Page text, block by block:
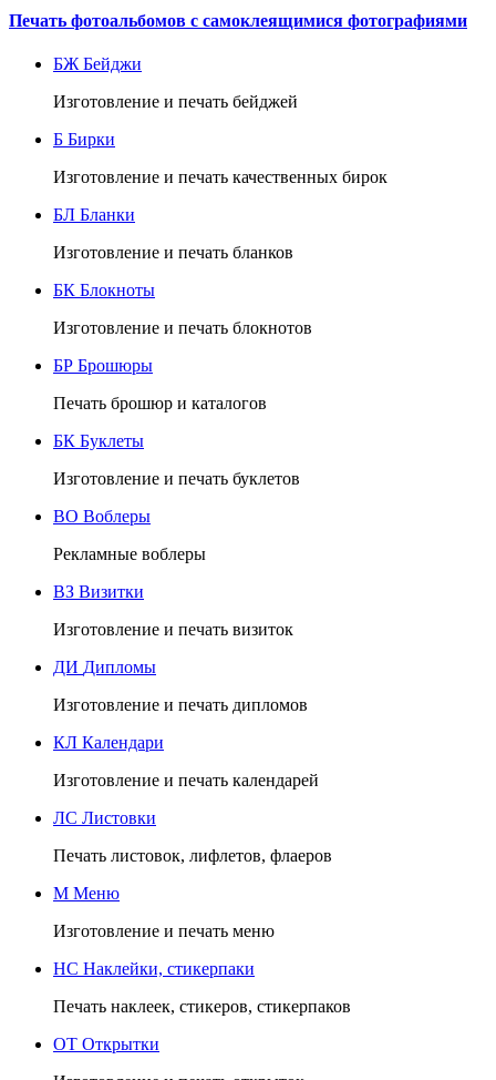
Печать фотоальбомов с самоклеящимися фотографиями
БЖ Бейджи
Изготовление и печать бейджей
Б Бирки
Изготовление и печать качественных бирок
БЛ Бланки
Изготовление и печать бланков
БК Блокноты
Изготовление и печать блокнотов
БР Брошюры
Печать брошюр и каталогов
БК Буклеты
Изготовление и печать буклетов
ВО Воблеры
Рекламные воблеры
ВЗ Визитки
Изготовление и печать визиток
ДИ Дипломы
Изготовление и печать дипломов
КЛ Календари
Изготовление и печать календарей
ЛС Листовки
Печать листовок, лифлетов, флаеров
М Меню
Изготовление и печать меню
НС Наклейки, стикерпаки
Печать наклеек, стикеров, стикерпаков
ОТ Открытки